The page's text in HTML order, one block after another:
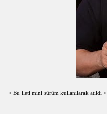
< Bu ileti mini sürüm kullanılarak atıldı >